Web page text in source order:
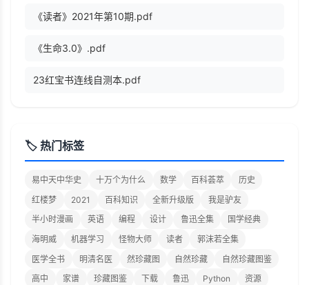
《读者》2021年第10期.pdf
《生命3.0》.pdf
23红宝书连线自测本.pdf
🏷️ 热门标签
易中天中华史 十万个为什么 数学 百科荟萃
历史
红楼梦
2021 百科知识 全新升级版
我是驴友
半小时漫画
英语 编程 设计 鲁迅全集
国学经典
海明威
机器学习 怪物大师 读者
郭沫若全集
医学全书
明清名医 然珍藏图 自然珍藏
自然珍藏图鉴
高中
家谱 珍藏图鉴 下载 鲁迅 Python
资源